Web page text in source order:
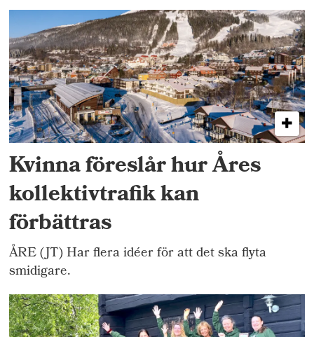
Kvinna föreslår hur Åres
kollektivtrafik kan
förbättras
ÅRE (JT) Har flera idéer för att det ska flyta
smidigare.